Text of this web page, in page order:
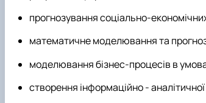
прогнозування соціально-
математичне моделювання та
моделювання бізнес-процесів в
створення інформаційно -